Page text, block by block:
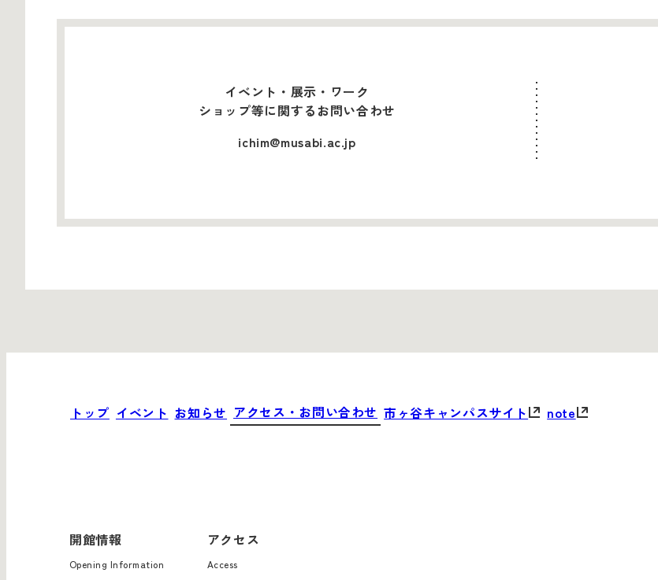
イベント・展示・ワーク
ショップ等に関するお問い合わせ
ichim@musabi.ac.jp
トップ
トップ イベント
イベント お知らせ
お知らせ アクセス・お問い合わせ
アクセス・お問い合わせ 市ヶ谷キャンパスサイト
市ヶ谷キャンパスサイト note
note
開館情報
Opening Information
アクセス
Access